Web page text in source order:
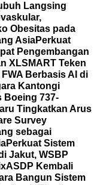
Langsing
Obesitas pada
AsiaPerkuat
Pengembangan
XLSMART Teken
Berbasis AI di
Kantongi
Boeing 737-
Tingkatkan Arus
Survey
sebagai
Perkuat Sistem
Jakut, WSBP
ASDP Kembali
Bangun Sistem